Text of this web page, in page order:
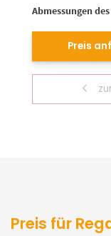
Abmessungen
Preis
Preis für